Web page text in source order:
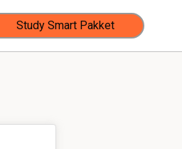
Study Smart Pakket